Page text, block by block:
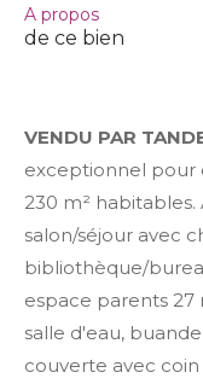
a propos
de ce bien
VENDU PAR
exceptionnel pour
230 m²
salon/séjour avec
bibliothèque/
espace parents 27
salle d'eau,
couverte avec